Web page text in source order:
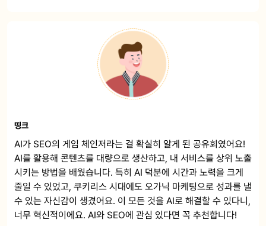
띵크
AI가 SEO의 게임 체인저라는 걸 확실히 알게 된 공유회였어요!
AI를 활용해 콘텐츠를 대량으로 생산하고, 내 서비스를 상위 노출
시키는 방법을 배웠습니다. 특히 AI 덕분에 시간과 노력을 크게
줄일 수 있었고, 쿠키리스 시대에도 오가닉 마케팅으로 성과를 낼
수 있는 자신감이 생겼어요. 이 모든 것을 AI로 해결할 수 있다니,
너무 혁신적이에요. AI와 SEO에 관심 있다면 꼭 추천합니다!